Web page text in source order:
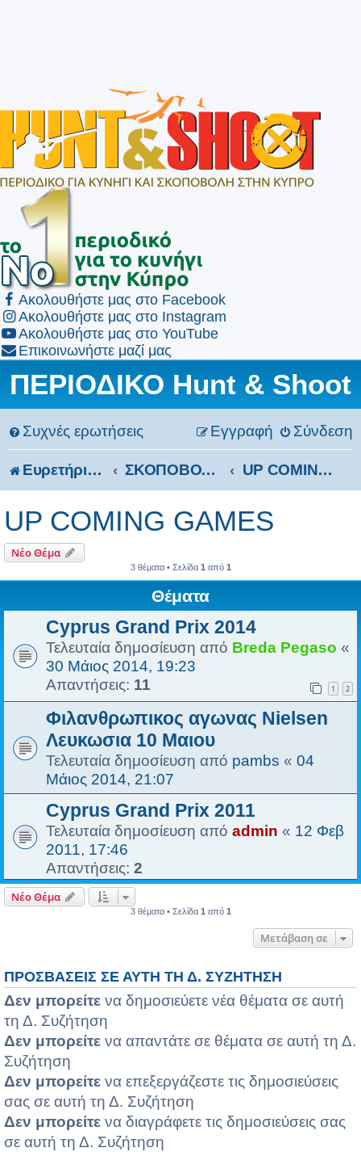
Ακολουθήστε μας στο Facebook
Ακολουθήστε μας στο Instagram
Ακολουθήστε μας στο YouTube
Επικοινωνήστε μαζί μας
ΠΕΡΙΟΔΙΚΟ Hunt & Shoot
Συχνές ερωτήσεις Σύνδεση
Εγγραφή
Ευρετήριο Δ. Συζήτησης ΣΚΟΠΟΒΟΛΗ UP COMING GAMES
UP COMING GAMES
Νέο Θέμα
3 θέματα • Σελίδα 1 από 1
Θέματα
Cyprus Grand Prix 2014
Τελευταία δημοσίευση από Breda Pegaso «
30 Μάιος 2014, 19:23
Απαντήσεις: 11 1 2
Φιλανθρωπικος αγωνας Nielsen
Λευκωσια 10 Μαιου
Τελευταία δημοσίευση από pambs « 04
Μάιος 2014, 21:07
Cyprus Grand Prix 2011
Τελευταία δημοσίευση από admin « 12 Φεβ
2011, 17:46
Απαντήσεις: 2
Νέο Θέμα
3 θέματα • Σελίδα 1 από 1
Μετάβαση σε
ΠΡΟΣΒΆΣΕΙΣ ΣΕ ΑΥΤΉ ΤΗ Δ. ΣΥΖΉΤΗΣΗ
Δεν μπορείτε να δημοσιεύετε νέα θέματα σε αυτή
τη Δ. Συζήτηση
Δεν μπορείτε να απαντάτε σε θέματα σε αυτή τη Δ.
Συζήτηση
Δεν μπορείτε να επεξεργάζεστε τις δημοσιεύσεις
σας σε αυτή τη Δ. Συζήτηση
Δεν μπορείτε να διαγράφετε τις δημοσιεύσεις σας
σε αυτή τη Δ. Συζήτηση